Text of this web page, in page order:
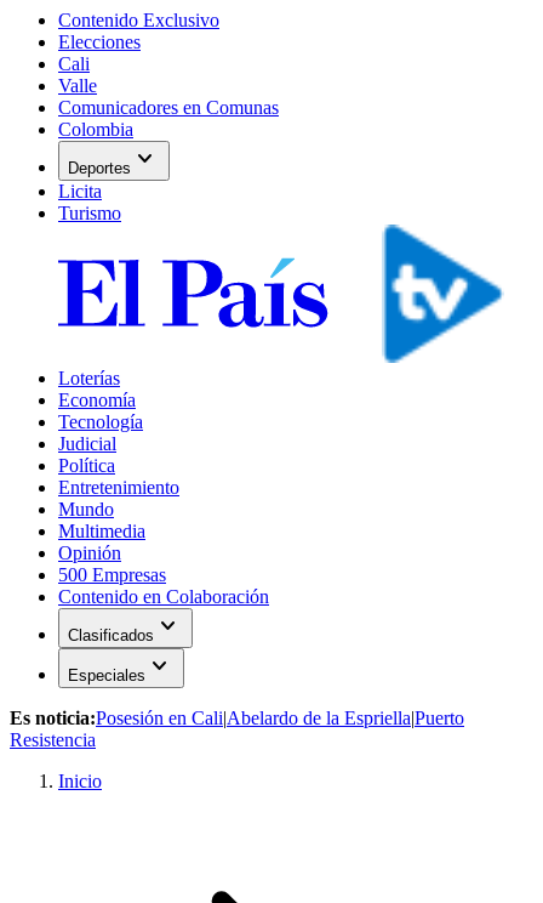
Contenido Exclusivo
Elecciones
Cali
Valle
Comunicadores en Comunas
Colombia
Deportes expand_more
Licita
Turismo
Loterías
Economía
Tecnología
Judicial
Política
Entretenimiento
Mundo
Multimedia
Opinión
500 Empresas
Contenido en Colaboración
Clasificados expand_more
Especiales expand_more
Es noticia:Posesión en Cali|Abelardo de la Espriella|Puerto
Resistencia
Inicio